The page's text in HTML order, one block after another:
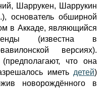
Шаррукен, Шаррукин
основатель обширной
в Аккаде, являющийся
(известна в
версиях).
что она
иметь детей)
новорождённого в